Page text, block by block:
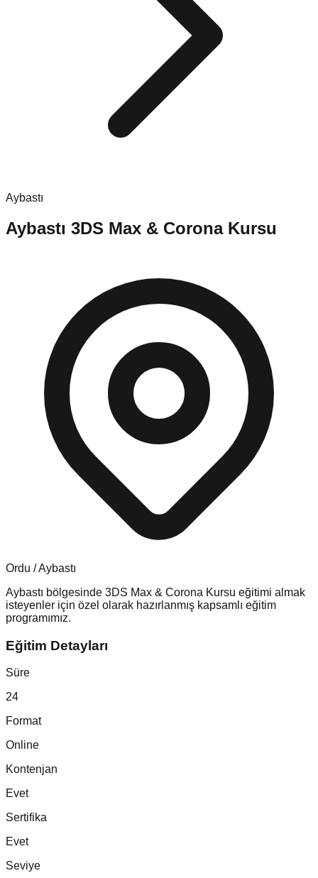
Aybastı
Aybastı 3DS Max & Corona Kursu
Ordu /Aybastı
Aybastı bölgesinde 3DS Max & Corona Kursu eğitimi almak
isteyenler için özel olarak hazırlanmış kapsamlı eğitim
programımız.
Eğitim Detayları
Süre
24
Format
Online
Kontenjan
Evet
Sertifika
Evet
Seviye